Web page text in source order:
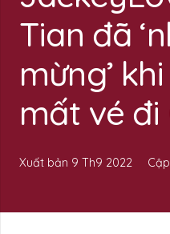
Tian đã
mừng’
mất vé đi
Xuất bản 9 Th9 2022